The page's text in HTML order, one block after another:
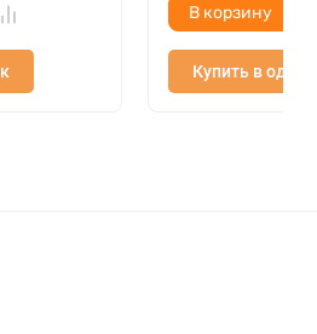
В корзину
Купить в один